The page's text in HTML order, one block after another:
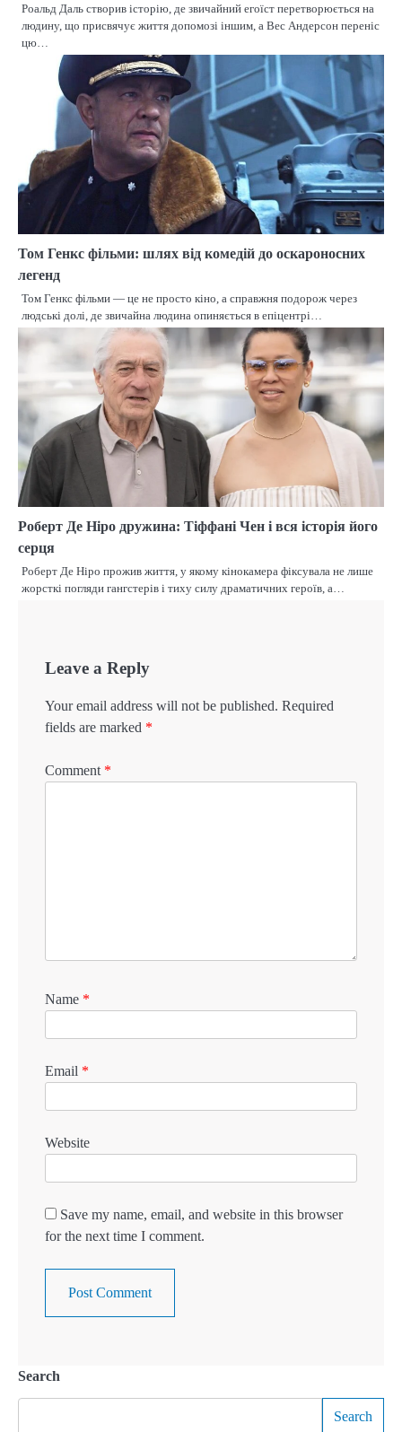
Роальд Даль створив історію, де звичайний егоїст перетворюється на
людину, що присвячує життя допомозі іншим, а Вес Андерсон переніс
цю…
Том Генкс фільми: шлях від комедій до оскароносних
легенд
Том Генкс фільми — це не просто кіно, а справжня подорож через
людські долі, де звичайна людина опиняється в епіцентрі…
Роберт Де Ніро дружина: Тіффані Чен і вся історія його
серця
Роберт Де Ніро прожив життя, у якому кінокамера фіксувала не лише
жорсткі погляди гангстерів і тиху силу драматичних героїв, а…
Leave a Reply
Your email address will not be published. Required
fields are marked *
Comment *
Name *
Email *
Website
Save my name, email, and website in this browser
for the next time I comment.
Search
Search